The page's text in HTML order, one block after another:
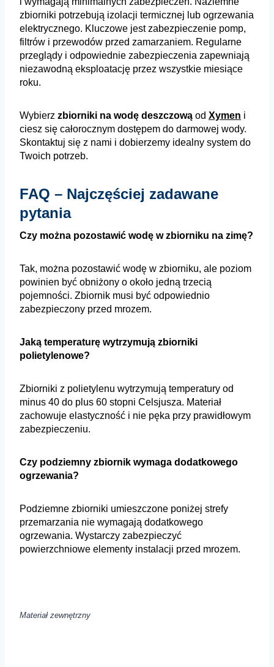
zbiorniki potrzebują izolacji termicznej lub ogrzewania
elektrycznego. Kluczowe jest zabezpieczenie pomp,
filtrów i przewodów przed zamarzaniem. Regularne
przeglądy i odpowiednie zabezpieczenia zapewniają
niezawodną eksploatację przez wszystkie miesiące
roku.
Wybierz zbiorniki na wodę deszczową od Xymen i
ciesz się całorocznym dostępem do darmowej wody.
Skontaktuj się z nami i dobierzemy idealny system do
Twoich potrzeb.
FAQ – Najczęściej zadawane
pytania
Czy można pozostawić wodę w zbiorniku na zimę?
Tak, można pozostawić wodę w zbiorniku, ale poziom
powinien być obniżony o około jedną trzecią
pojemności. Zbiornik musi być odpowiednio
zabezpieczony przed mrozem.
Jaką temperaturę wytrzymują zbiorniki
polietylenowe?
Zbiorniki z polietylenu wytrzymują temperatury od
minus 40 do plus 60 stopni Celsjusza. Materiał
zachowuje elastyczność i nie pęka przy prawidłowym
zabezpieczeniu.
Czy podziemny zbiornik wymaga dodatkowego
ogrzewania?
Podziemne zbiorniki umieszczone poniżej strefy
przemarzania nie wymagają dodatkowego
ogrzewania. Wystarczy zabezpieczyć
powierzchniowe elementy instalacji przed mrozem.
Materiał zewnętrzny